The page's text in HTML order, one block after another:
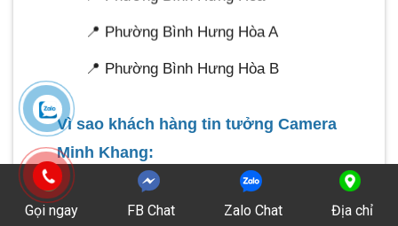
📍 Phường Bình Hưng Hòa A
📍 Phường Bình Hưng Hòa B
Vì sao khách hàng tin tưởng Camera
Minh Khang:
Gọi ngay FB Chat Zalo Chat Địa chỉ